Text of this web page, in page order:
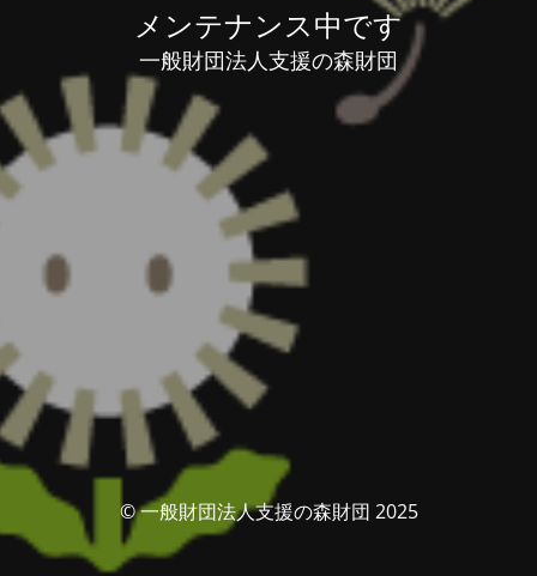
メンテナンス中です
一般財団法人支援の森財団
© 一般財団法人支援の森財団 2025